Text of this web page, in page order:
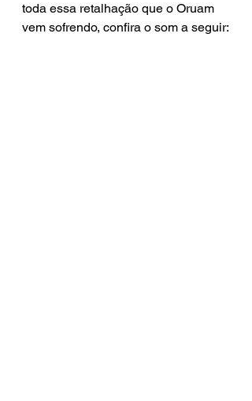
toda essa retalhação que o Oruam
vem sofrendo, confira o som a seguir: